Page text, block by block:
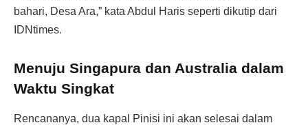
bahari, Desa Ara,” kata Abdul Haris seperti dikutip dari
IDNtimes.
Menuju Singapura dan Australia dalam
Waktu Singkat
Rencananya, dua kapal Pinisi ini akan selesai dalam